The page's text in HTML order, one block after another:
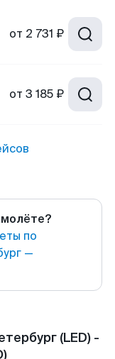
от 2 731 ₽
от 3 185 ₽
по
—
(LED) -